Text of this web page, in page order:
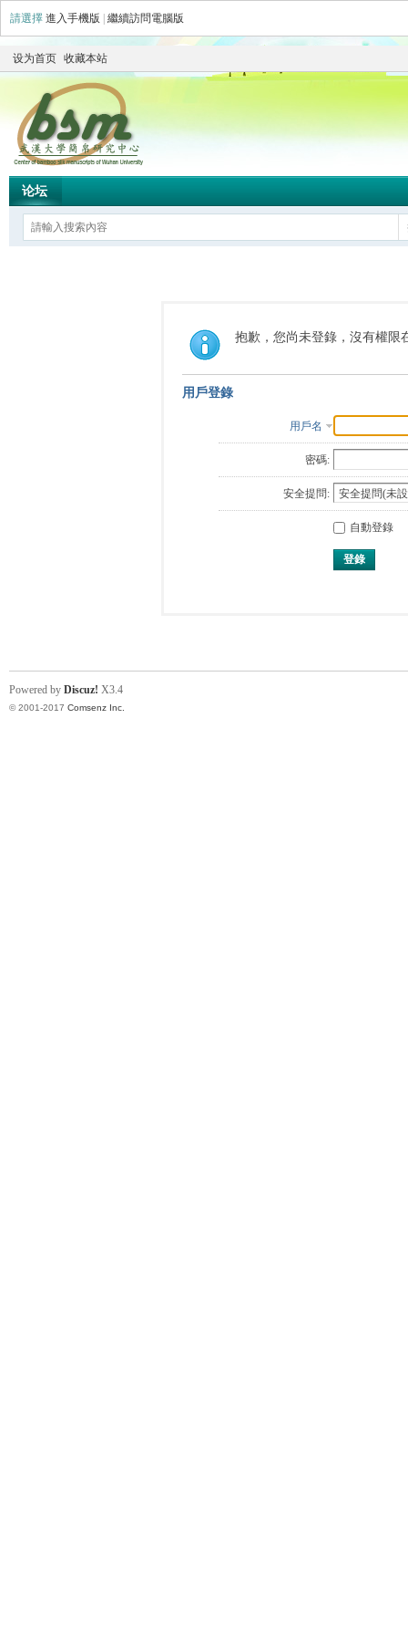
請選擇 進入手機版 繼續訪問電腦版
设为首页 收藏本站
论坛
抱歉，您尚未登錄，沒有權限
用戶登錄
用戶名
密碼:
安全提問:
自動登錄
登錄
Powered by Discuz! X3.4
© 2001-2017 Comsenz Inc.